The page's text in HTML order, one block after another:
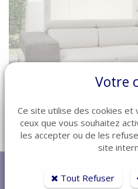
Retour
Votre
Ce site utilise des cookies et
ceux que vous souhaitez
les accepter ou de les
site
Tout Refuser